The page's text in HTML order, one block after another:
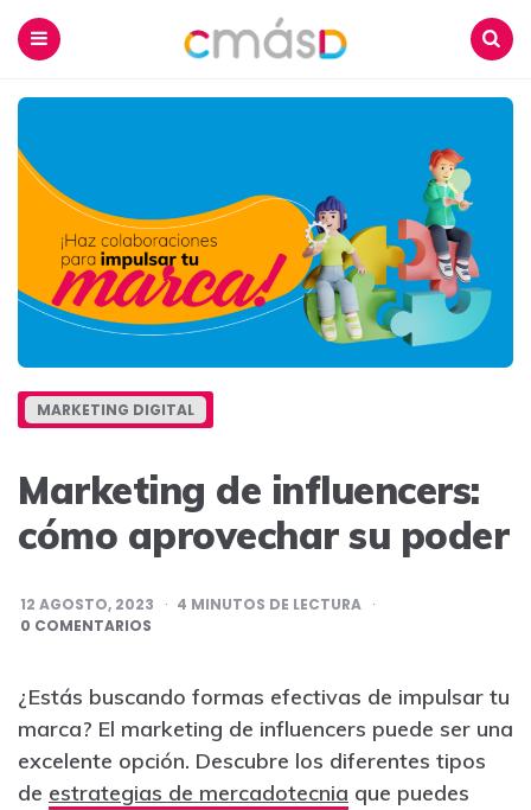
MARKETING DIGITAL
Marketing de influencers:
cómo aprovechar su poder
12 AGOSTO, 2023 4 MINUTOS DE LECTURA
0 COMENTARIOS
¿Estás buscando formas efectivas de impulsar tu
marca? El marketing de influencers puede ser una
excelente opción. Descubre los diferentes tipos
de estrategias de mercadotecnia que puedes